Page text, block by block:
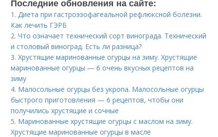
Последние обновления на сайте:
1. Диета при гастроэзофагеальной рефлюксной болезни.
Как лечить ГЭРБ
2.Что означает технический сорт винограда. Технический
и столовый виноград. Есть ли разница?
3.Хрустящие маринованные огурцы на зиму. Хрустящие
маринованные огурцы — 6 очень вкусных рецептов на
зиму
4. Малосольные огурцы без укропа. Малосольные огурцы
быстрого приготовления — 6 рецептов, чтобы они
получились хрустящие и сочные
5. Маринованные хрустящие огурцы с маслом на зиму.
Хрустящие маринованные огурцы в масле